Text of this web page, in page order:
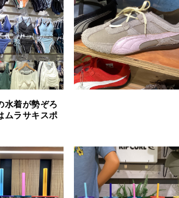
水着が勢ぞろ
ムラサキスポ